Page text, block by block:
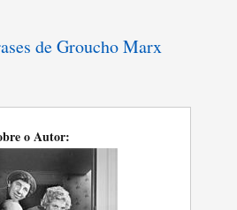
de Groucho Marx
o Autor: